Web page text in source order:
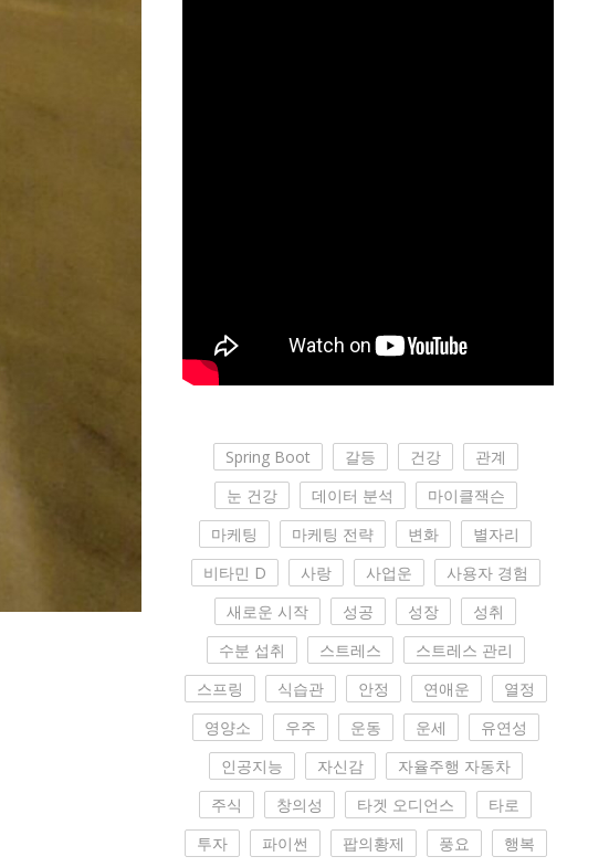
Spring Boot 갈등 건강
관계
눈 건강
데이터 분석
마이클잭슨
마케팅
마케팅 전략 변화
별자리
비타민 D
사랑 사업운
사용자 경험
새로운 시작
성공 성장
성취
수분 섭취
스트레스
스트레스 관리
스프링
식습관 안정 연애운
열정
영양소
우주 운동 운세
유연성
인공지능
자신감
자율주행 자동차
주식
창의성 타겟 오디언스
타로
투자
파이썬 팝의황제 풍요
행복